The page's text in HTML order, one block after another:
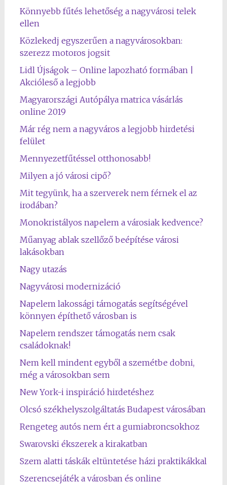
Könnyebb fűtés lehetőség a nagyvárosi telek
ellen
Közlekedj egyszerűen a nagyvárosokban:
szerezz motoros jogsit
Lidl Újságok – Online lapozható formában |
Akcióleső a legjobb
Magyarországi Autópálya matrica vásárlás
online 2019
Már rég nem a nagyváros a legjobb hirdetési
felület
Mennyezetfűtéssel otthonosabb!
Milyen a jó városi cipő?
Mit tegyünk, ha a szerverek nem férnek el az
irodában?
Monokristályos napelem a városiak kedvence?
Műanyag ablak szellőző beépítése városi
lakásokban
Nagy utazás
Nagyvárosi modernizáció
Napelem lakossági támogatás segítségével
könnyen építhető városban is
Napelem rendszer támogatás nem csak
családoknak!
Nem kell mindent egyből a szemétbe dobni,
még a városokban sem
New York-i inspiráció hirdetéshez
Olcsó székhelyszolgáltatás Budapest városában
Rengeteg autós nem ért a gumiabroncsokhoz
Swarovski ékszerek a kirakatban
Szem alatti táskák eltüntetése házi praktikákkal
Szerencsejáték a városban és online